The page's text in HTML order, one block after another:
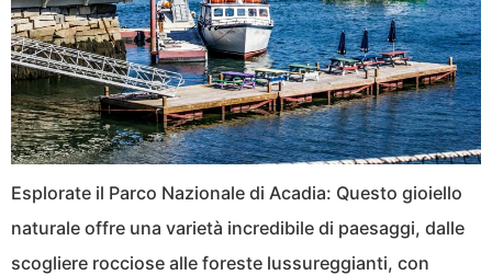
Esplorate il Parco Nazionale di Acadia: Questo gioiello
naturale offre una varietà incredibile di paesaggi, dalle
scogliere rocciose alle foreste lussureggianti, con